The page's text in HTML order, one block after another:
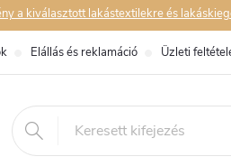
a kiválasztott lakástextilekre és
Elállás és reklamáció Üzleti